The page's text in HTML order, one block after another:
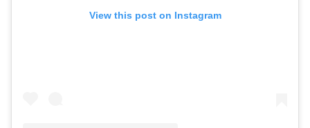
View this post on Instagram